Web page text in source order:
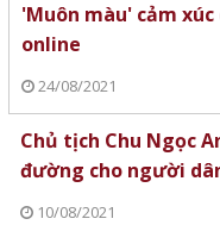
'Muôn màu' cảm
online
24/08/2021
Chủ tịch Chu Ngọc
đường cho người
10/08/2021